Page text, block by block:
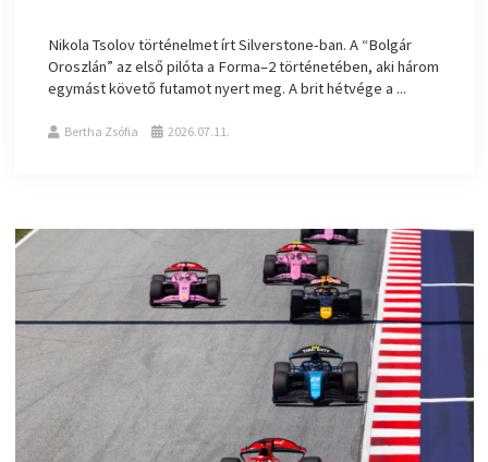
Nikola Tsolov történelmet írt Silverstone-ban. A “Bolgár
Oroszlán” az első pilóta a Forma–2 történetében, aki három
egymást követő futamot nyert meg. A brit hétvége a ...
Bertha Zsófia 2026.07.11.